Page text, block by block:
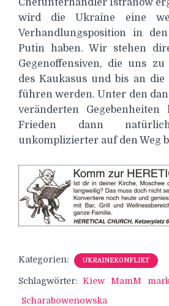
Chefunterhändler Istranow
wird die Ukraine eine
Verhandlungsposition in
Putin haben. Wir stehen
Gegenoffensiven, die uns
des Kaukasus und bis an
führen werden. Unter den
veränderten
Frieden dann
unkomplizierter auf den Weg
Kategorien: UKRAINEKONFLIKT
Schlagwörter: Kiew MamM
Scharabowenowska